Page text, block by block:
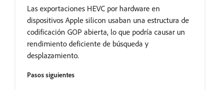
Las exportaciones HEVC por hardware en
dispositivos Apple silicon usaban una estructura de
codificación GOP abierta, lo que podría causar un
rendimiento deficiente de búsqueda y
desplazamiento.
Pasos siguientes